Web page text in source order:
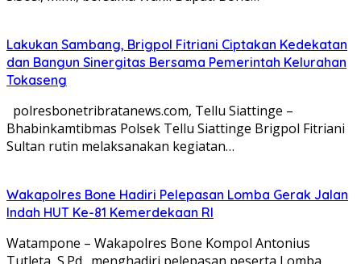
Lakukan Sambang, Brigpol Fitriani Ciptakan Kedekatan
dan Bangun Sinergitas Bersama Pemerintah Kelurahan
Tokaseng
polresbonetribratanews.com, Tellu Siattinge –
Bhabinkamtibmas Polsek Tellu Siattinge Brigpol Fitriani
Sultan rutin melaksanakan kegiatan…
Wakapolres Bone Hadiri Pelepasan Lomba Gerak Jalan
Indah HUT Ke-81 Kemerdekaan RI
Watampone – Wakapolres Bone Kompol Antonius